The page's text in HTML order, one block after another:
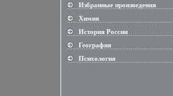
Избранные произведения
............................................................
Химия
............................................................
История России
............................................................
География
............................................................
Психология
............................................................